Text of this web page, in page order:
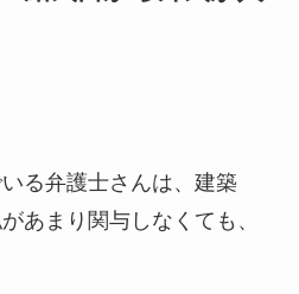
る弁護士さんは、建築
あまり関与しなくても、